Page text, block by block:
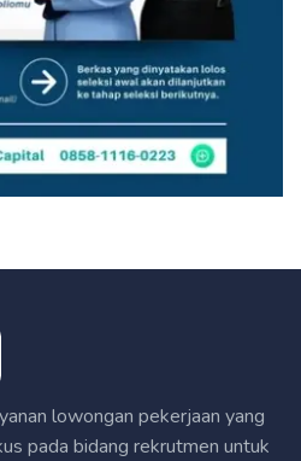
lowongan pekerjaan yang
pada bidang rekrutmen untuk